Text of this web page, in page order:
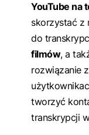
YouTube na
skorzystać z
do
filmów, a
rozwiązanie
tworzyć
transkrypcji